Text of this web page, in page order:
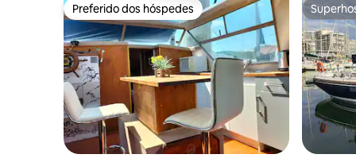
Preferido dos hóspedes
Preferido dos hóspedes